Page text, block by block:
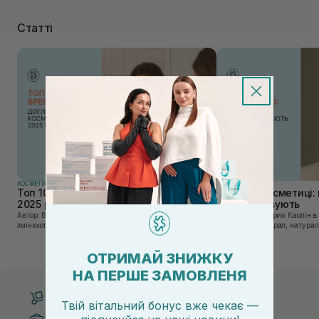
Статті
КОСМЕТИКА
Топ 10 брендів доглядової косметики у
2025 році
Автор: Віка Нагорна У сучасному світі, де тренди
змінюються зі швидкістю світла, а ринок популярної
косметики переповнений новими пропозиціями, вибір
КОСМЕТИКА
Каолін в
використовують
Автор: Юлія Цебрик Каолін в косметології – це
природний мінерал,
ОТРИМАЙ ЗНИЖКУ
НА ПЕРШЕ ЗАМОВЛЕНЯ
Твій вітальний бонус вже чекає —